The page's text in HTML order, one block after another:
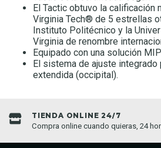
El Tactic obtuvo la calificación
Virginia Tech® de 5 estrellas
Instituto Politécnico y la
Virginia de renombre
Equipado con una solución
El sistema de ajuste integrado
extendida (occipital).
TIENDA ONLINE 24/7
Compra online cuando quieras, 24